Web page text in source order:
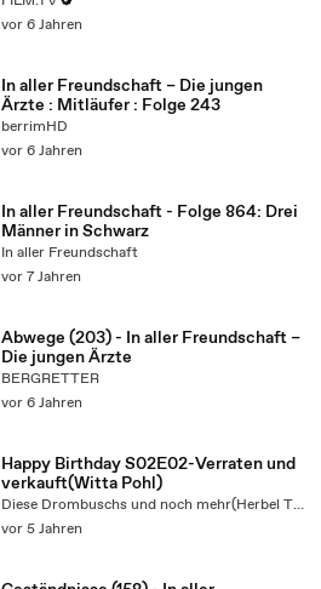
vor 6 Jahren
In aller Freundschaft – Die jungen
Ärzte : Mitläufer : Folge 243
berrimHD
vor 6 Jahren
In aller Freundschaft - Folge 864: Drei
Männer in Schwarz
In aller Freundschaft
vor 7 Jahren
Abwege (203) - In aller Freundschaft –
Die jungen Ärzte
BERGRETTER
vor 6 Jahren
Happy Birthday S02E02-Verraten und
verkauft(Witta Pohl)
Diese Drombuschs und noch mehr(Herbel TV5)
vor 5 Jahren